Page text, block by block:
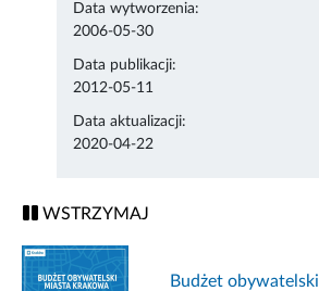
Data wytworzenia:
2006-05-30
Data publikacji:
2012-05-11
Data aktualizacji:
2020-04-22
WSTRZYMAJ
Budżet obywatelski